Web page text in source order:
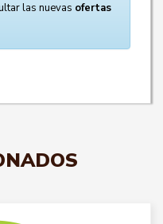
las nuevas ofertas